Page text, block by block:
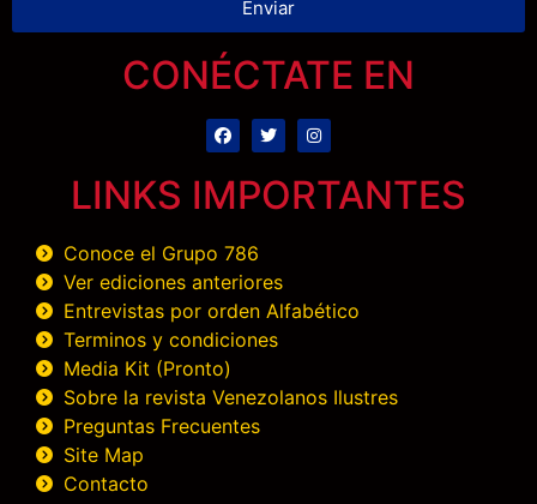
Enviar
CONÉCTATE EN
LINKS IMPORTANTES
Conoce el Grupo 786
Ver ediciones anteriores
Entrevistas por orden Alfabético
Terminos y condiciones
Media Kit (Pronto)
Sobre la revista Venezolanos Ilustres
Preguntas Frecuentes
Site Map
Contacto